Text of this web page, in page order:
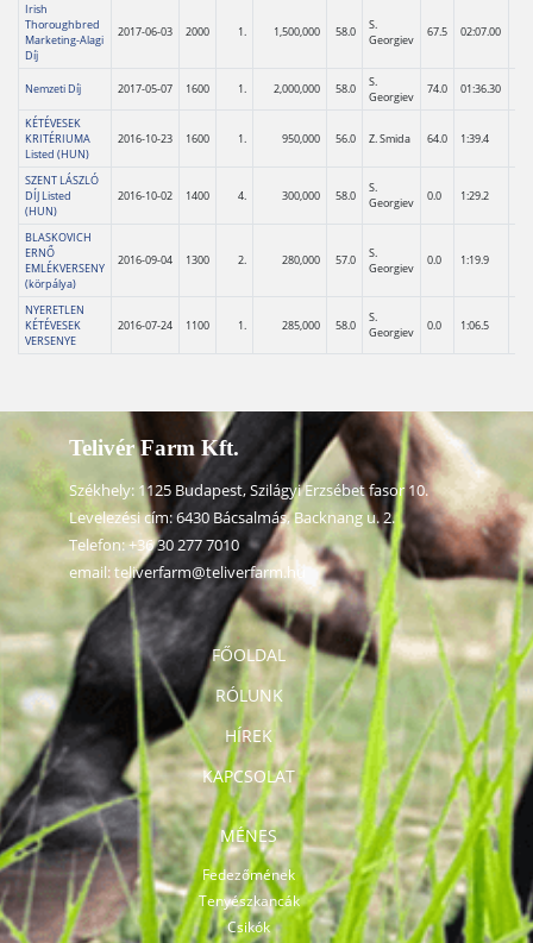
Irish
Thoroughbred
Marketing-Alagi
Díj
2017-06-03 2000 1. 1,500,000 58.0
S.
Georgiev
67.5 02:07.00
Nemzeti Díj 2017-05-07 1600 1. 2,000,000 58.0
S.
Georgiev
74.0 01:36.30
KÉTÉVESEK
KRITÉRIUMA
Listed (HUN)
2016-10-23 1600 1. 950,000 56.0 Z. Smida 64.0 1:39.4
SZENT LÁSZLÓ
DÍJ Listed
(HUN)
2016-10-02 1400 4. 300,000 58.0
S.
Georgiev
0.0 1:29.2
BLASKOVICH
ERNŐ
EMLÉKVERSENY
(körpálya)
2016-09-04 1300 2. 280,000 57.0
S.
Georgiev
0.0 1:19.9
NYERETLEN
KÉTÉVESEK
VERSENYE
2016-07-24 1100 1. 285,000 58.0
S.
Georgiev
0.0 1:06.5
FŐOLDAL
RÓLUNK
HÍREK
KAPCSOLAT
MÉNES
Fedezőmének
Tenyészkancák
Csikók
Telivér Farm Kft.
Székhely: 1125 Budapest, Szilágyi Erzsébet fasor 10.
Levelezési cím: 6430 Bácsalmás, Backnang u. 2.
Telefon:+36 30 277 7010
email:teliverfarm@teliverfarm.hu